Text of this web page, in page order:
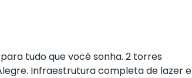
tudo que você sonha. 2 torres
Infraestrutura completa de lazer e